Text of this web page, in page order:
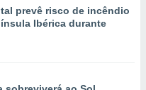
prevê risco de incêndio
Ibérica durante